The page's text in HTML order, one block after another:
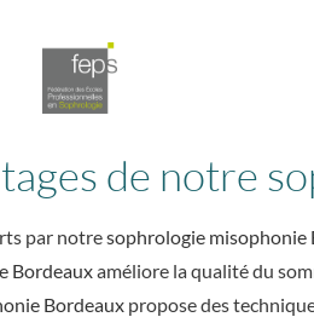
de notre
par notresophrologie misophonie
Bordeauxaméliore la qualité du
Bordeaux propose des